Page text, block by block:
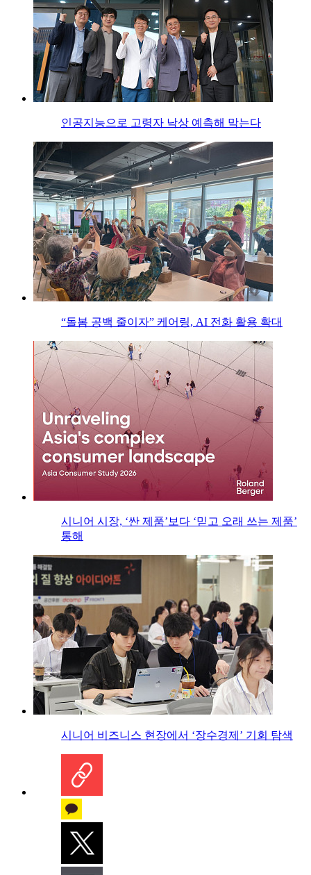
인공지능으로 고령자 낙상 예측해 막는다
“돌봄 공백 줄이자” 케어링, AI 전화 활용 확대
시니어 시장, ‘싼 제품’보다 ‘믿고 오래 쓰는 제품’
통해
시니어 비즈니스 현장에서 ‘장수경제’ 기회 탐색